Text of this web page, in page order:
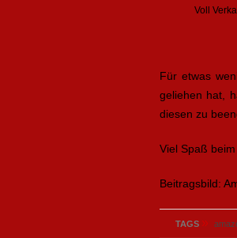
Voll
Für etwas
geliehen hat,
diesen zu
Viel Spaß
Beitragsbild:
TAGS »